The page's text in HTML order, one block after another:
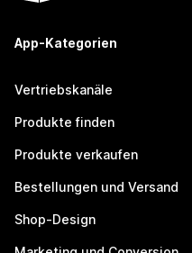
App-Kategorien
Vertriebskanäle
Produkte finden
Produkte verkaufen
Bestellungen und Versand
Shop-Design